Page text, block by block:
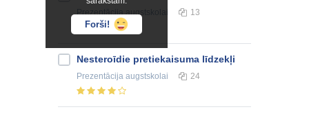
Forši!
Prezentācijaaugstskolai 13
Nesteroīdie pretiekaisuma līdzekļi
Prezentācija augstskolai 24